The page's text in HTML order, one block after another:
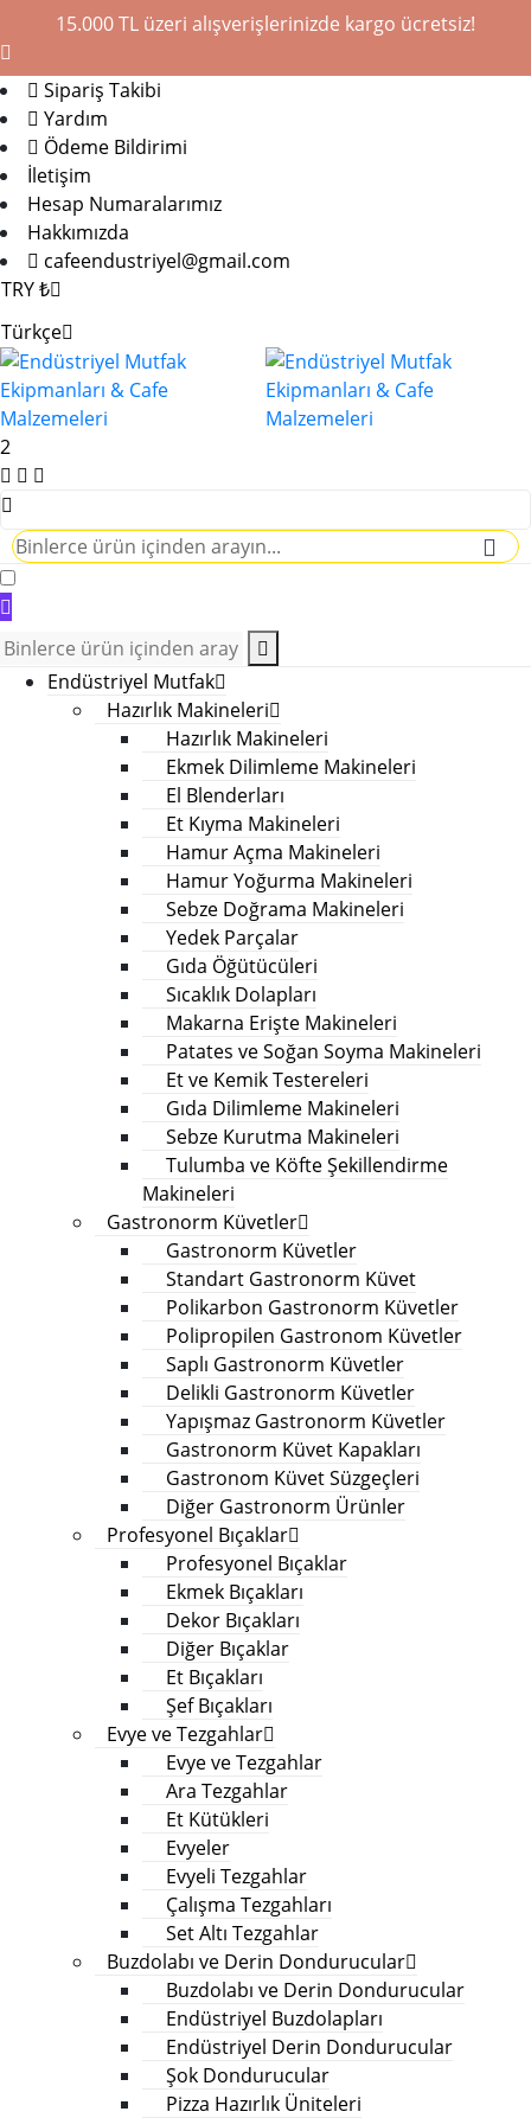
15.000 TL üzeri alışverişlerinizde kargo ücretsiz!
Sipariş Takibi
Yardım
Ödeme Bildirimi
İletişim
Hesap Numaralarımız
Hakkımızda
cafeendustriyel@gmail.com
TRY ₺
Türkçe
2
Endüstriyel Mutfak
Hazırlık Makineleri
Hazırlık Makineleri
Ekmek Dilimleme Makineleri
El Blenderları
Et Kıyma Makineleri
Hamur Açma Makineleri
Hamur Yoğurma Makineleri
Sebze Doğrama Makineleri
Yedek Parçalar
Gıda Öğütücüleri
Sıcaklık Dolapları
Makarna Erişte Makineleri
Patates ve Soğan Soyma Makineleri
Et ve Kemik Testereleri
Gıda Dilimleme Makineleri
Sebze Kurutma Makineleri
Tulumba ve Köfte Şekillendirme
Makineleri
Gastronorm Küvetler
Gastronorm Küvetler
Standart Gastronorm Küvet
Polikarbon Gastronorm Küvetler
Polipropilen Gastronom Küvetler
Saplı Gastronorm Küvetler
Delikli Gastronorm Küvetler
Yapışmaz Gastronorm Küvetler
Gastronorm Küvet Kapakları
Gastronom Küvet Süzgeçleri
Diğer Gastronorm Ürünler
Profesyonel Bıçaklar
Profesyonel Bıçaklar
Ekmek Bıçakları
Dekor Bıçakları
Diğer Bıçaklar
Et Bıçakları
Şef Bıçakları
Evye ve Tezgahlar
Evye ve Tezgahlar
Ara Tezgahlar
Et Kütükleri
Evyeler
Evyeli Tezgahlar
Çalışma Tezgahları
Set Altı Tezgahlar
Buzdolabı ve Derin Dondurucular
Buzdolabı ve Derin Dondurucular
Endüstriyel Buzdolapları
Endüstriyel Derin Dondurucular
Şok Dondurucular
Pizza Hazırlık Üniteleri